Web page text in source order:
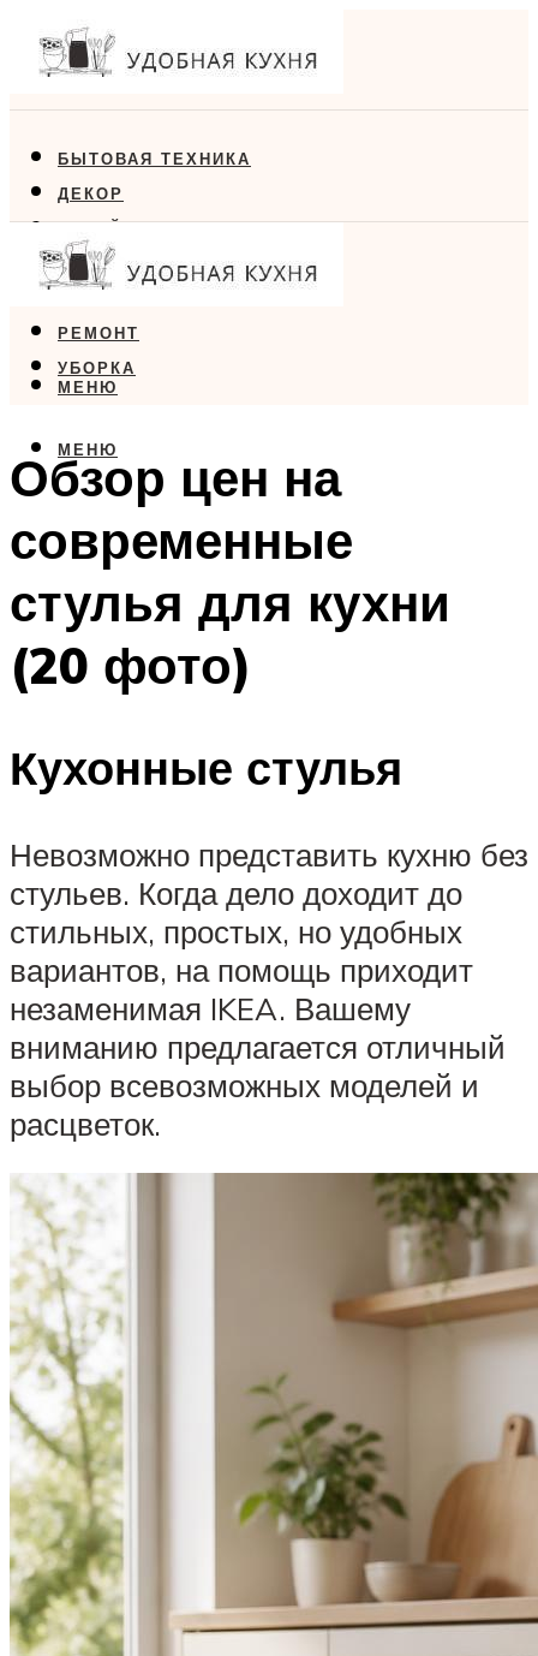
БЫТОВАЯ ТЕХНИКА
ДЕКОР
ДИЗАЙН
ЕДА
РЕМОНТ
УБОРКА
МЕНЮ
МЕНЮ
Обзор цен на
современные
стулья для кухни
(20 фото)
Кухонные стулья
Невозможно представить кухню без
стульев. Когда дело доходит до
стильных, простых, но удобных
вариантов, на помощь приходит
незаменимая IKEA. Вашему
вниманию предлагается отличный
выбор всевозможных моделей и
расцветок.